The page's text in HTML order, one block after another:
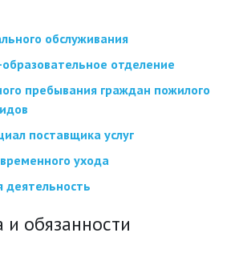
обслуживания
отделение
пребывания граждан пожилого
поставщика услуг
ухода
деятельность
и обязанности